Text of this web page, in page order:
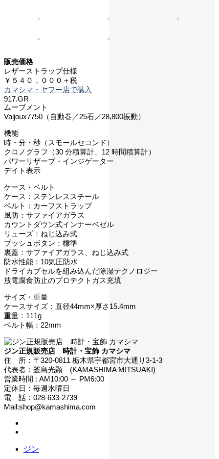
販売価格
レザーストラップ仕様
￥５４０，０００＋税
カマシマ・ヤフー店で購入
917.GR
ムーブメント
Valjoux7750（自動巻／25石／28,800振動）
機能
時・分・秒（スモールセコンド）
クロノグラフ（30 分積算計、12 時間積算計）
パワーリザーブ・インジゲーター
デイト表示
ケース・ベルト
ケース：ステンレススチール
ベルト：カーフストラップ
風防：サファイアガラス
カウントダウン式インナーベゼル
リューズ：ねじ込み式
プッシュボタン：標準
裏蓋：サファイアガラス、ねじ込み式
防水性能：10気圧防水
ドライカプセルを組み込んだ除湿テクノロジー
放電腐食防止のプロテクトガス充填
サイズ・重量
ケースサイズ：直径44mm×厚さ15.4mm
重量：111g
ベルト幅：22mm
ジン正規販売店 時計・宝飾 カマシマ
住 所：〒320-0811 栃木県宇都宮市大通り3-1-3
代表者：釜島光顕 (KAMASHIMA MITSUAKI)
営業時間 : AM10:00 ～ PM6:00
定休日：毎週水曜日
電 話：028-633-2739
Mail:shop@kamashima.com
ジン